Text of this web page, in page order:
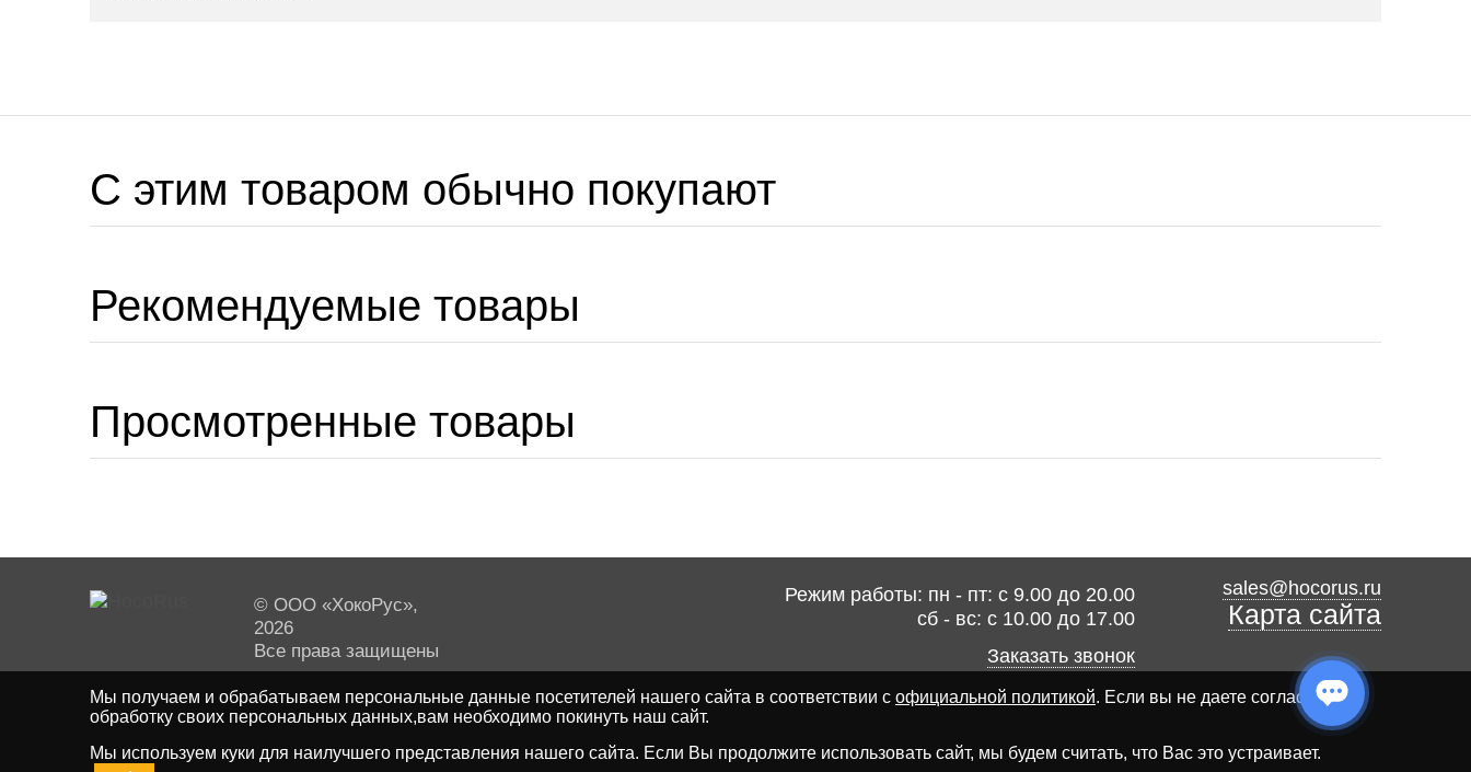
C этим товаром обычно покупают
Рекомендуемые товары
Просмотренные товары
© ООО «ХокоРус»,
2026
Все права защищены
Режим работы: пн - пт: с 9.00 до 20.00
сб - вс: с 10.00 до 17.00
Заказать звонок
sales@hocorus.ru
Карта сайта
Мы получаем и обрабатываем персональные данные посетителей нашего сайта в соответствии с официальной политикой. Если вы не даете согласия на
обработку своих персональных данных,вам необходимо покинуть наш сайт.
Мы используем куки для наилучшего представления нашего сайта. Если Вы продолжите использовать сайт, мы будем считать, что Вас это устраивает.